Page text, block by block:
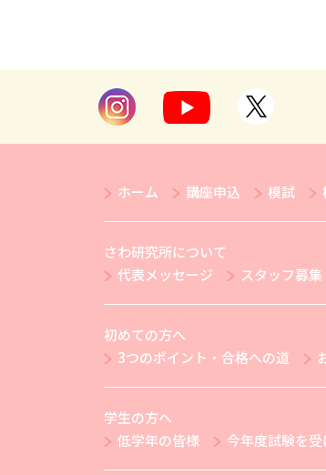
ホーム 講座申込 模試
さわ研究所について
代表メッセージ
スタッフ募集
初めての方へ
3つのポイント・合格への道
学生の方へ
低学年の皆様
今年度試験を受